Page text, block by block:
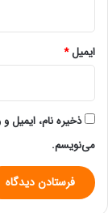
ایمیل*
ذخیره نام، ایمیل
می‌نویسم.